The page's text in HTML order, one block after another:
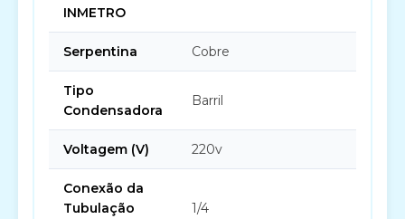
INMETRO
Serpentina Cobre
Tipo
Condensadora
Barril
Voltagem (V) 220v
Conexão da
Tubulação
1/4